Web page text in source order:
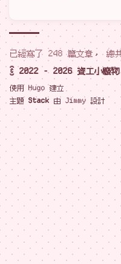
已經寫了 248 篇文章， 總
© 2022 - 2026 資工小廢
使用 Hugo 建立
主題 Stack 由 Jimmy 設計